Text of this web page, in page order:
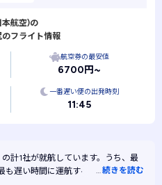
航空)の
フライト情報
航空券の最安値
6700円~
一番遅い便の出発時刻
11:45
の計1社が就航しています。うち、最
も遅い時間に運航するのは11:45で
…続きを読む